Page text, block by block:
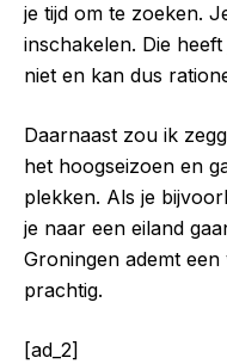
je tijd om te zoeken.
inschakelen. Die
niet en kan dus
Daarnaast zou ik
het hoogseizoen en
plekken. Als je
je naar een eiland
Groningen ademt
prachtig.
[ad_2]